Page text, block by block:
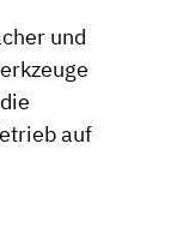
und
auf